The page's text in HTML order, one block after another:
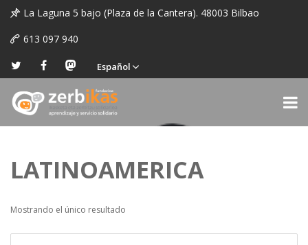
La Laguna 5 bajo (Plaza de la Cantera). 48003 Bilbao
613 097 940
Español
LATINOAMERICA
Mostrando el único resultado